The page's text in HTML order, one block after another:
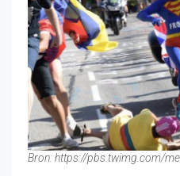
Bron: https://pbs.twimg.com/